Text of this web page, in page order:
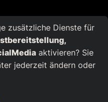
zusätzliche Dienste für
aktivieren? Sie
jederzeit ändern oder